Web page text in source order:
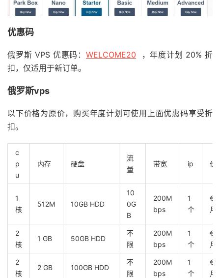
优惠码
俄罗斯 VPS 优惠码： WELCOME20 ，年度计划 20% 折
扣，仅适用于新订单。
俄罗斯vps
以下价格为原价，购买年度计划可使用上面优惠码享受折
扣。
c
p
u
内存 硬盘
流
量
带宽 ip 价
1
核
512M 10GB HDD
10
0G
B
200M
bps
1
个
€
月
2
核
1 GB 50GB HDD
不
限
200M
bps
1
个
€
月
2
核
2 GB 100GB HDD
不
限
200M
bps
1
个
€
月